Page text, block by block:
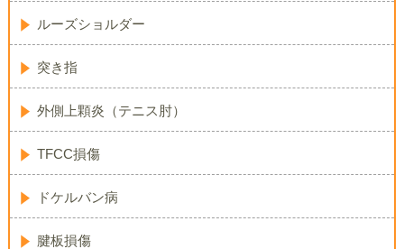
ルーズショルダー
突き指
外側上顆炎（テニス肘）
TFCC損傷
ドケルバン病
腱板損傷